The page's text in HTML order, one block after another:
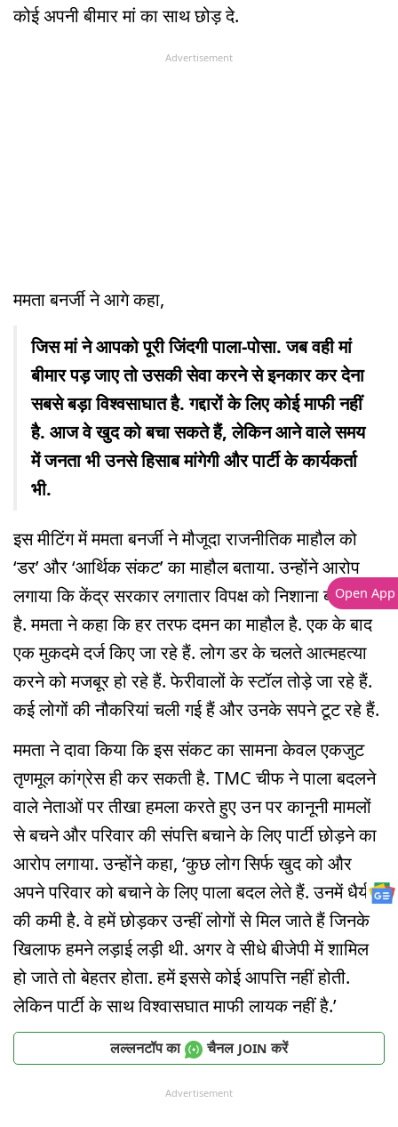
कोई अपनी बीमार मां का साथ छोड़ दे.
Advertisement
ममता बनर्जी ने आगे कहा,
जिस मां ने आपको पूरी जिंदगी पाला-पोसा. जब वही मां
बीमार पड़ जाए तो उसकी सेवा करने से इनकार कर देना
सबसे बड़ा विश्वसाघात है. गद्दारों के लिए कोई माफी नहीं
है. आज वे खुद को बचा सकते हैं, लेकिन आने वाले समय
में जनता भी उनसे हिसाब मांगेगी और पार्टी के कार्यकर्ता
भी.
इस मीटिंग में ममता बनर्जी ने मौजूदा राजनीतिक माहौल को
‘डर’ और ‘आर्थिक संकट’ का माहौल बताया. उन्होंने आरोप
लगाया कि केंद्र सरकार लगातार विपक्ष को निशाना बना रही
है. ममता ने कहा कि हर तरफ दमन का माहौल है. एक के बाद
एक मुकदमे दर्ज किए जा रहे हैं. लोग डर के चलते आत्महत्या
करने को मजबूर हो रहे हैं. फेरीवालों के स्टॉल तोड़े जा रहे हैं.
कई लोगों की नौकरियां चली गई हैं और उनके सपने टूट रहे हैं.
ममता ने दावा किया कि इस संकट का सामना केवल एकजुट
तृणमूल कांग्रेस ही कर सकती है. TMC चीफ ने पाला बदलने
वाले नेताओं पर तीखा हमला करते हुए उन पर कानूनी मामलों
से बचने और परिवार की संपत्ति बचाने के लिए पार्टी छोड़ने का
आरोप लगाया. उन्होंने कहा, ‘कुछ लोग सिर्फ खुद को और
अपने परिवार को बचाने के लिए पाला बदल लेते हैं. उनमें धैर्य
की कमी है. वे हमें छोड़कर उन्हीं लोगों से मिल जाते हैं जिनके
खिलाफ हमने लड़ाई लड़ी थी. अगर वे सीधे बीजेपी में शामिल
हो जाते तो बेहतर होता. हमें इससे कोई आपत्ति नहीं होती.
लेकिन पार्टी के साथ विश्वासघात माफी लायक नहीं है.’
लल्लनटॉप का चैनल JOIN करें
Advertisement
Open App